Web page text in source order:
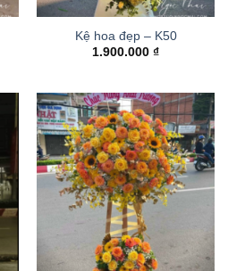
Kệ hoa đẹp – K50
1.900.000 ₫